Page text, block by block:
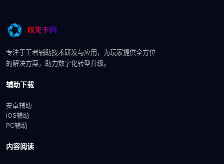
专注于王者辅助技术研发与应用，为玩家提供全方位
的解决方案，助力数字化转型升级。
辅助下载
安卓辅助
iOS辅助
PC辅助
内容阅读